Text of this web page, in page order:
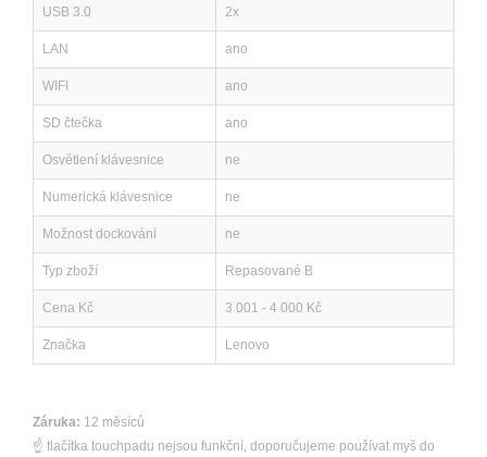
USB 3.0 2x
LAN ano
WIFI ano
SD čtečka ano
Osvětlení klávesnice ne
Numerická klávesnice ne
Možnost dockování ne
Typ zboží Repasované B
Cena Kč 3 001 - 4 000 Kč
Značka Lenovo
Záruka: 12 měsíců
☝ tlačítka touchpadu nejsou funkční, doporučujeme používat myš do